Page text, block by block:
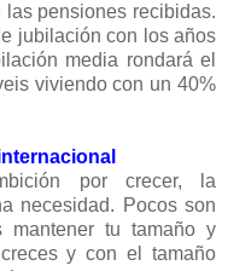
pensiones recibidas.
jubilación con los años
media rondará el
viviendo con un 40%
por crecer, la
necesidad. Pocos son
mantener tu tamaño y
y con el tamaño